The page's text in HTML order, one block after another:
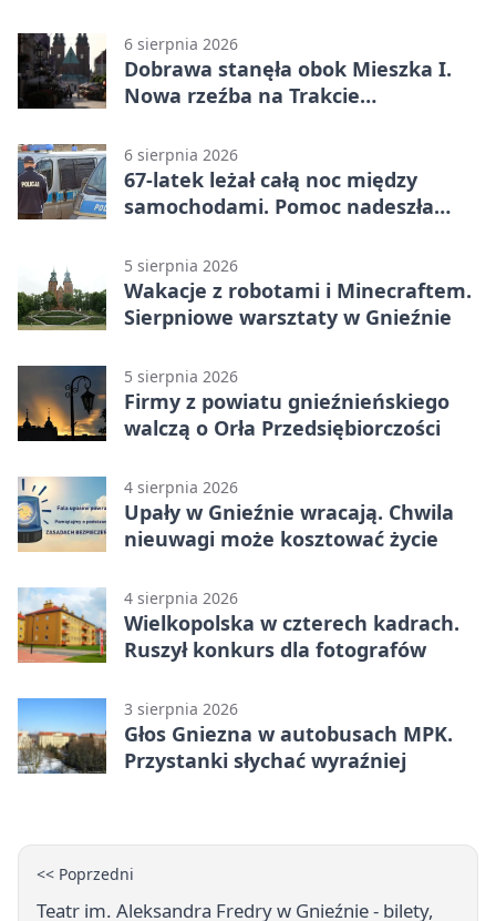
6 sierpnia 2026
Dobrawa stanęła obok Mieszka I.
Nowa rzeźba na Trakcie
6 sierpnia 2026
67-latek leżał całą noc między
samochodami. Pomoc nadeszła
5 sierpnia 2026
Wakacje z robotami i Minecraftem.
Sierpniowe warsztaty w Gnieźnie
5 sierpnia 2026
Firmy z powiatu gnieźnieńskiego
walczą o Orła Przedsiębiorczości
4 sierpnia 2026
Upały w Gnieźnie wracają. Chwila
nieuwagi może kosztować życie
4 sierpnia 2026
Wielkopolska w czterech kadrach.
Ruszył konkurs dla fotografów
3 sierpnia 2026
Głos Gniezna w autobusach MPK.
Przystanki słychać wyraźniej
<< Poprzedni
Teatr im. Aleksandra Fredry w Gnieźnie - bilety,